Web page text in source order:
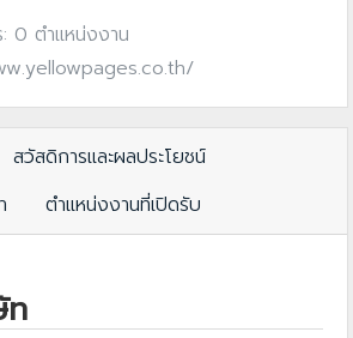
0 ตำแหน่งงาน
สวัสดิการและผลประโยชน์
ตำแหน่งงานที่เปิดรับ
ท